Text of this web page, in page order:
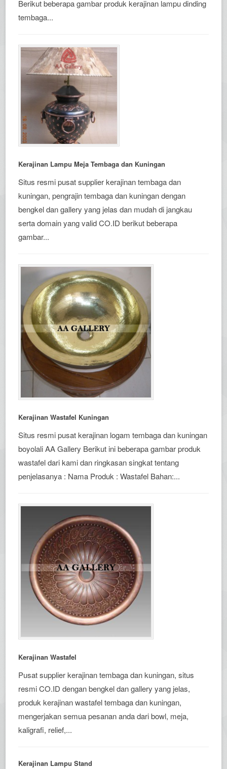
Berikut beberapa gambar produk kerajinan lampu dinding
tembaga...
Kerajinan Lampu Meja Tembaga dan Kuningan
Situs resmi pusat supplier kerajinan tembaga dan
kuningan, pengrajin tembaga dan kuningan dengan
bengkel dan gallery yang jelas dan mudah di jangkau
serta domain yang valid CO.ID berikut beberapa
gambar...
Kerajinan Wastafel Kuningan
Situs resmi pusat kerajinan logam tembaga dan kuningan
boyolali AA Gallery Berikut ini beberapa gambar produk
wastafel dari kami dan ringkasan singkat tentang
penjelasanya : Nama Produk : Wastafel Bahan:...
Kerajinan Wastafel
Pusat supplier kerajinan tembaga dan kuningan, situs
resmi CO.ID dengan bengkel dan gallery yang jelas,
produk kerajinan wastafel tembaga dan kuningan,
mengerjakan semua pesanan anda dari bowl, meja,
kaligrafi, relief,...
Kerajinan Lampu Stand